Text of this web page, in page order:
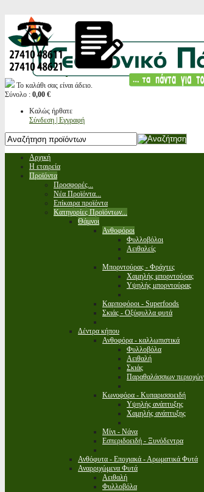
Το καλάθι σας είναι άδειο.
Σύνολο : 0,00 €
Καλώς ήρθατε
Σύνδεση | Εγγραφή
Αρχική
Η εταιρεία
Προϊόντα
Προσφορές...
Νέα Προϊόντα...
Επίκαιρα προϊόντα
Κατηγορίες Προϊόντων...
Θάμνοι
Ανθοφόροι
Φυλλοβόλοι
Αειθαλείς
Μπορντούρας - Φράχτες
Χαμηλής μπορντούρας
Υψηλής μπορντούρας
Καρποφόροι - Superfoods
Σκιάς - Οξύφυλλα φυτά
Δέντρα κήπου
Ανθοφόρα - καλλωπιστικά
Φυλλοβόλα
Αειθαλή
Σκιάς
Παραθαλάσσιων περιοχών
Κωνοφόρα - Κυπαρισσοειδή
Υψηλής ανάπτυξης
Χαμηλής ανάπτυξης
Μίνι - Νάνα
Εσπεριδοειδή - Ξυνόδεντρα
Ανθόφυτα - Εποχιακά - Αρωματικά Φυτά
Αναρριχώμενα Φυτά
Αειθαλή
Φυλλοβόλα